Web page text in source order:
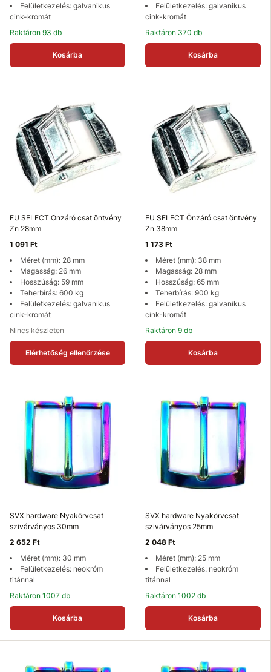
Felületkezelés: galvanikus
cink-kromát
Raktáron 93 db
Kosárba
Felületkezelés: galvanikus
cink-kromát
Raktáron 370 db
Kosárba
EU SELECT Önzáró csat öntvény
Zn 28mm
1 091 Ft
Méret (mm): 28 mm
Magasság: 26 mm
Hosszúság: 59 mm
Teherbírás: 600 kg
Felületkezelés: galvanikus
cink-kromát
Nincs készleten
Elérhetőség ellenőrzése
EU SELECT Önzáró csat öntvény
Zn 38mm
1 173 Ft
Méret (mm): 38 mm
Magasság: 28 mm
Hosszúság: 65 mm
Teherbírás: 900 kg
Felületkezelés: galvanikus
cink-kromát
Raktáron 9 db
Kosárba
SVX hardware Nyakörvcsat
szivárványos 30mm
2 652 Ft
Méret (mm): 30 mm
Felületkezelés: neokróm
titánnal
Raktáron 1007 db
Kosárba
SVX hardware Nyakörvcsat
szivárványos 25mm
2 048 Ft
Méret (mm): 25 mm
Felületkezelés: neokróm
titánnal
Raktáron 1002 db
Kosárba